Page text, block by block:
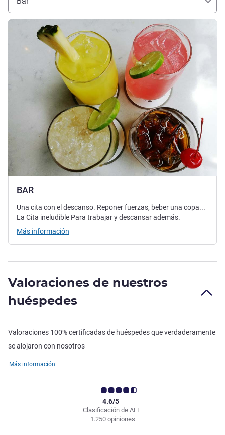
BAR
Más información
Una cita con el descanso. Reponer fuerzas, beber una copa...
La Cita ineludible Para trabajar y descansar además.
Más información
Valoraciones de nuestros
huéspedes
Valoraciones 100% certificadas de huéspedes que verdaderamente
se alojaron con nosotros
Más información
Clasificación de ALL
4.6/5
1.250 opiniones